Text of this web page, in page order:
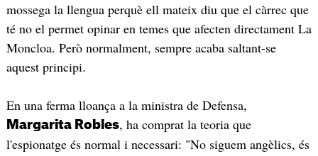
mossega la llengua perquè ell mateix diu que el càrrec que
té no el permet opinar en temes que afecten directament La
Moncloa. Però normalment, sempre acaba saltant-se
aquest principi.
En una ferma lloança a la ministra de Defensa,
Margarita Robles, ha comprat la teoria que
l'espionatge és normal i necessari: "No siguem angèlics, és